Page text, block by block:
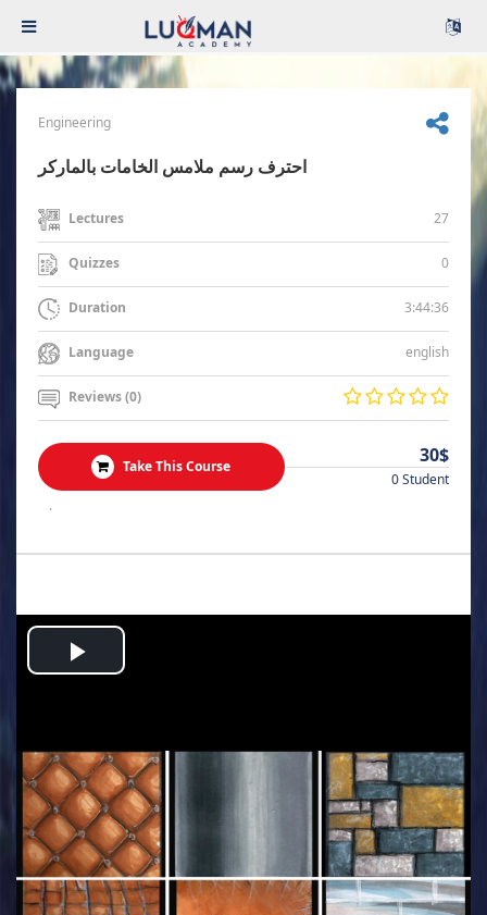
Engineering
احترف رسم ملامس الخامات بالماركر
Lectures 27
Quizzes 0
Duration 3:44:36
Language english
Reviews (0)
Take This Course 30$
0 Student
.
Play